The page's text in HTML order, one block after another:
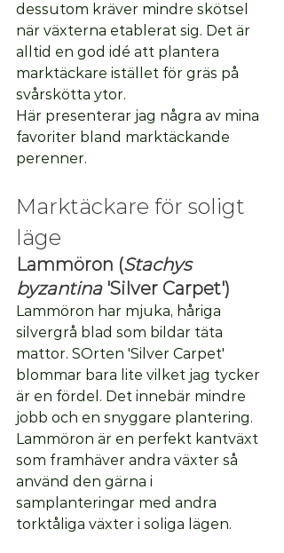
dessutom kräver mindre skötsel
när växterna etablerat sig. Det är
alltid en god idé att plantera
marktäckare istället för gräs på
svårskötta ytor.
Här presenterar jag några av mina
favoriter bland marktäckande
perenner.
Marktäckare för soligt
läge
Lammöron (Stachys
byzantina 'Silver Carpet')
Lammöron har mjuka, håriga
silvergrå blad som bildar täta
mattor. SOrten 'Silver Carpet'
blommar bara lite vilket jag tycker
är en fördel. Det innebär mindre
jobb och en snyggare plantering.
Lammöron är en perfekt kantväxt
som framhäver andra växter så
använd den gärna i
samplanteringar med andra
torktåliga växter i soliga lägen.